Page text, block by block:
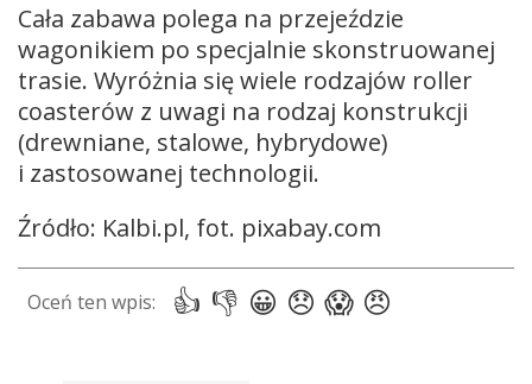
Cała zabawa polega na przejeździe
wagonikiem po specjalnie skonstruowanej
trasie. Wyróżnia się wiele rodzajów roller
coasterów z uwagi na rodzaj konstrukcji
(drewniane, stalowe, hybrydowe)
i zastosowanej technologii.
Źródło: Kalbi.pl, fot. pixabay.com